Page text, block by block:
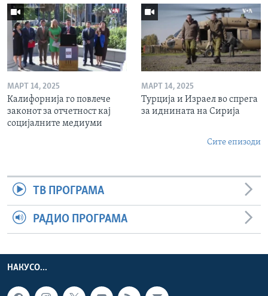
МАРТ 14, 2025
Калифорнија го повлече
законот за отчетност кај
социјалните медиуми
МАРТ 14, 2025
Турција и Израел во спрега
за иднината на Сирија
Сите епизоди
ТВ ПРОГРАМА
РАДИО ПРОГРАМА
НАКУСО...